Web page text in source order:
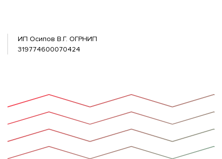
ИП Осипов В.Г. ОГРНИП
319774600070424